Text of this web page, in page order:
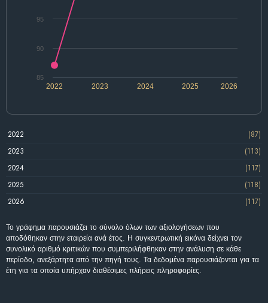
2025
2022 2023 2024 2026
85
90
95
2022
(87)
2023
(113)
2024
(117)
2025
(118)
2026
(117)
Το γράφημα παρουσιάζει το σύνολο όλων των αξιολογήσεων που
αποδόθηκαν στην εταιρεία ανά έτος. Η συγκεντρωτική εικόνα δείχνει τον
συνολικό αριθμό κριτικών που συμπεριλήφθηκαν στην ανάλυση σε κάθε
περίοδο, ανεξάρτητα από την πηγή τους. Τα δεδομένα παρουσιάζονται για τα
έτη για τα οποία υπήρχαν διαθέσιμες πλήρεις πληροφορίες.